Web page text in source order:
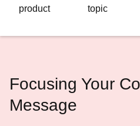
product
topic
Focusing Your
Message